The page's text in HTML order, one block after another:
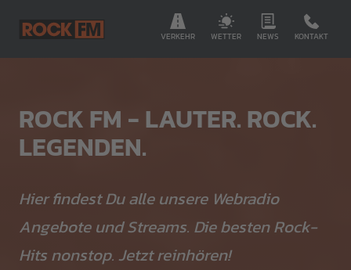
VERKEHR WETTER NEWS KONTAKT
ROCK FM - LAUTER. ROCK.
LEGENDEN.
Hier findest Du alle unsere Webradio
Angebote und Streams. Die besten Rock-
Hits nonstop. Jetzt reinhören!